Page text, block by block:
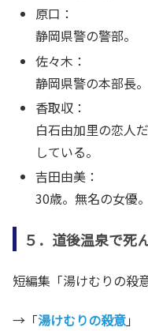
原口：
静岡県警の警部。
佐々木：
静岡県警の本部長。
香取収：
白石由加里の恋人
している。
吉田由美：
30歳。無名の女優。
５．道後温泉で死
短編集「湯けむりの
→「湯けむりの殺意」